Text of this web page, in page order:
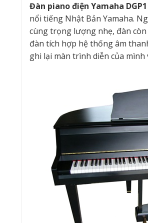
Đàn piano điện Yamaha DGP1
nổi tiếng Nhật Bản Yamaha.
cùng trọng lượng nhẹ, đàn
đàn tích hợp hệ thống âm
ghi lại màn trình diễn của mình